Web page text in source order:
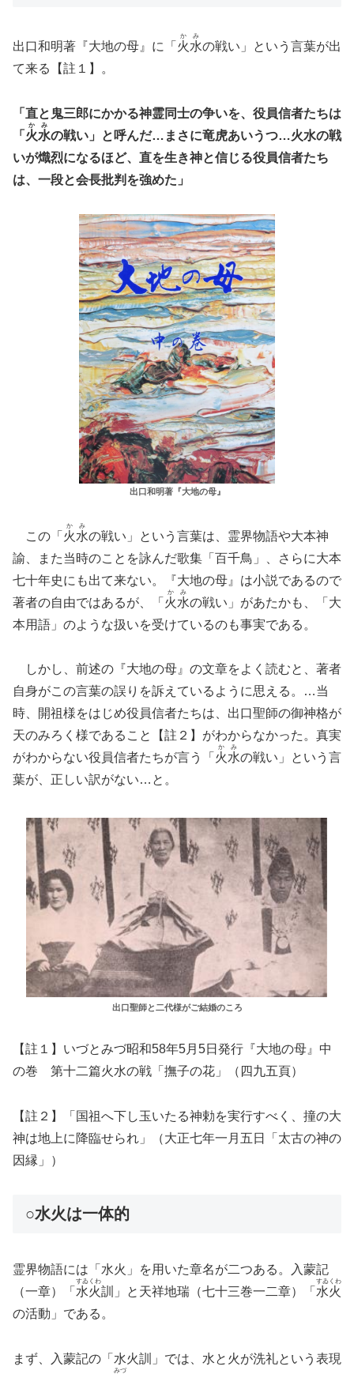
出口和明著『大地の母』に「 火
か
水
み
の戦い」という言葉が出
て来る【註１】。
「直と鬼三郎にかかる神霊同士の争いを、役員信者たちは
「 火
か
水
み
の戦い」と呼んだ…まさに竜虎あいうつ…火水の戦
いが熾烈になるほど、直を生き神と信じる役員信者たち
は、一段と会長批判を強めた」
出口和明著『大地の母』
この「 火
か
水
み
の戦い」という言葉は、霊界物語や大本神
諭、また当時のことを詠んだ歌集「百千鳥」、さらに大本
七十年史にも出て来ない。『大地の母』は小説であるので
著者の自由ではあるが、「 火
か
水
み
の戦い」があたかも、「大
本用語」のような扱いを受けているのも事実である。
しかし、前述の『大地の母』の文章をよく読むと、著者
自身がこの言葉の誤りを訴えているように思える。…当
時、開祖様をはじめ役員信者たちは、出口聖師の御神格が
天のみろく様であること【註２】がわからなかった。真実
がわからない役員信者たちが言う「 火
か
水
み
の戦い」という言
葉が、正しい訳がない…と。
出口聖師と二代様がご結婚のころ
【註１】いづとみづ昭和58年5月5日発行『大地の母』中
の巻 第十二篇火水の戦「撫子の花」（四九五頁）
【註２】「国祖へ下し玉いたる神勅を実行すべく、撞の大
神は地上に降臨せられ」（大正七年一月五日「太古の神の
因縁」）
○水火は一体的
霊界物語には「水火」を用いた章名が二つある。入蒙記
（一章）「 水
すゐ
火
くわ
訓」と天祥地瑞（七十三巻一二章）「 水
すゐ
火
くわ
の活動」である。
まず、入蒙記の「水火訓」では、水と火が洗礼という表現
みづ